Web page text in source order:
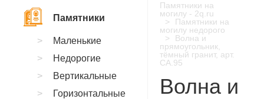
Памятники на
могилу - 2q.ru
Памятники на
могилу недорого
Волна и
прямоугольник,
тёмный гранит, арт.
CA.95
Волна и
Памятники
Маленькие
Недорогие
Вертикальные
Горизонтальные